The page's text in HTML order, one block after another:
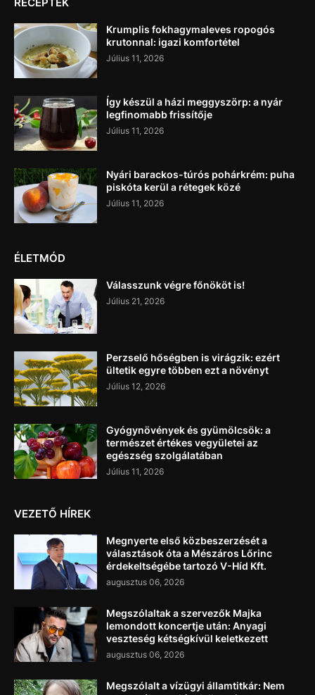
Krumplis fokhagymaleves ropogós
krutonnal: igazi komfortétel
Július 11, 2026
Így készül a házi meggyszörp: a nyár
legfinomabb frissítője
Július 11, 2026
Nyári barackos-túrós pohárkrém: puha
piskóta kerül a rétegek közé
Július 11, 2026
ÉLETMÓD
Válasszunk végre főnököt is!
Július 21, 2026
Perzselő hőségben is virágzik: ezért
ültetik egyre többen ezt a növényt
Július 12, 2026
Gyógynövények és gyümölcsök: a
természet értékes vegyületei az
egészség szolgálatában
Július 11, 2026
VEZETŐ HÍREK
Megnyerte első közbeszerzését a
választások óta a Mészáros Lőrinc
érdekeltségébe tartozó V-Híd Kft.
augusztus 06, 2026
Megszólaltak a szervezők Majka
lemondott koncertje után: Anyagi
veszteség kétségkívül keletkezett
augusztus 06, 2026
Megszólalt a vízügyi államtitkár: Nem